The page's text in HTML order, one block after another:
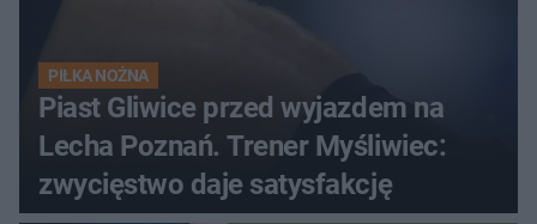
PIŁKA NOŻNA
Piast Gliwice przed wyjazdem na
Lecha Poznań. Trener Myśliwiec:
zwycięstwo daje satysfakcję